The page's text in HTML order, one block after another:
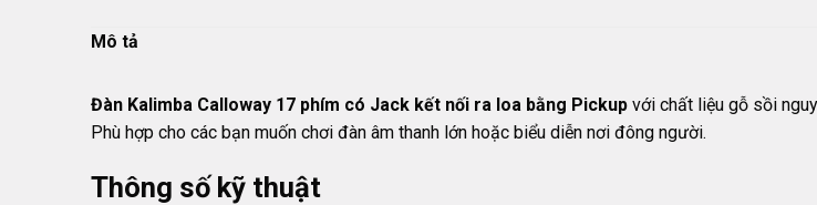
Mô tả
Đàn Kalimba Calloway 17 phím có Jack kết nối ra loa bằng Pickup với chất liệu gỗ sồi
Phù hợp cho các bạn muốn chơi đàn âm thanh lớn hoặc biểu diễn nơi đông người.
Thông số kỹ thuật